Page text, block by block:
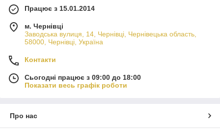
Працює з 15.01.2014
м. Чернівці
Заводська вулиця, 14, Чернівці, Чернівецька область,
58000, Чернівці, Україна
Контакти
Сьогодні працює з 09:00 до 18:00
Показати весь графік роботи
Про нас